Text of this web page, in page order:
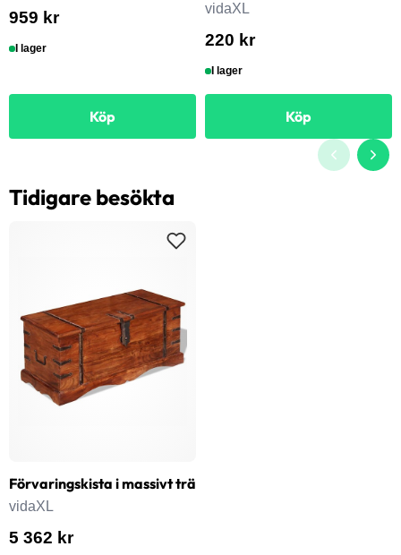
959 kr
I lager
Köp
vidaXL
220 kr
I lager
Köp
Tidigare besökta
Förvaringskista i massivt trä
vidaXL
5 362 kr